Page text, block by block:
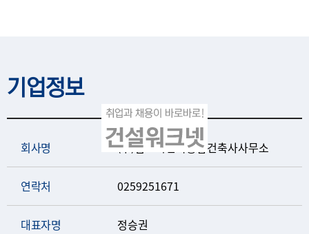
기업정보
회사명 (주)범도시건축종합건축사사무소
연락처 0259251671
대표자명 정승권